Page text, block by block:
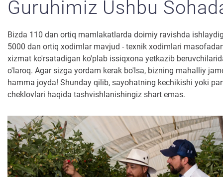
Guruhimiz Ushbu
Bizda 110 dan ortiq mamlakatlarda doimiy ravishda
5000 dan ortiq xodimlar mavjud - texnik xodimlari
xizmat ko'rsatadigan ko'plab issiqxona yetkazib
o'laroq. Agar sizga yordam kerak bo'lsa, bizning mahalliy
hamma joyda! Shunday qilib, sayohatning kechikishi yoki
cheklovlari haqida tashvishlanishingiz shart emas.